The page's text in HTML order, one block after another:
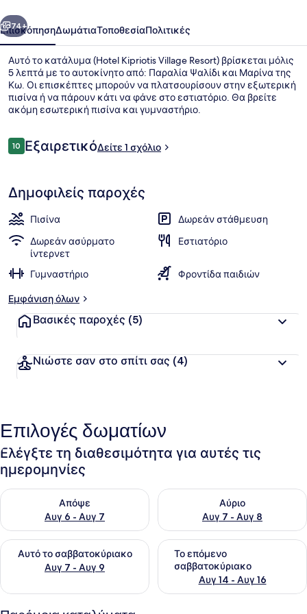
Επόμενο
74+
ΕπισκόπησηΔωμάτιαΤοποθεσίαΠολιτικές
Αυτό το κατάλυμα (Hotel Kipriotis Village Resort) βρίσκεται μόλις
5 λεπτά με το αυτοκίνητο από: Παραλία Ψαλίδι και Μαρίνα της
Κω. Οι επισκέπτες μπορούν να πλατσουρίσουν στην εξωτερική
πισίνα ή να πάρουν κάτι να φάνε στο εστιατόριο. Θα βρείτε
ακόμη εσωτερική πισίνα και γυμναστήριο.
Σχόλια
1010 στα 10
ΕξαιρετικόΔείτε 1 σχόλιο
Δημοφιλείς παροχές
Πισίνα
Δωρεάν στάθμευση
Δωρεάν ασύρματο
ίντερνετ
Εστιατόριο
Γυμναστήριο
Φροντίδα παιδιών
Εμφάνιση όλων
Βασικές παροχές (5)
Νιώστε σαν στο σπίτι σας (4)
Επιλογές δωματίων
Ελέγξτε τη διαθεσιμότητα για αυτές τις
ημερομηνίες
Απόψε
Αυγ 6 - Αυγ 7
Έλεγχος διαθεσιμότητας για απόψε Αυγ 6 - Αυγ 7
Αύριο
Αυγ 7 - Αυγ 8
Έλεγχος διαθεσιμότητας
Αυτό το σαββατοκύριακο
Αυγ 7 - Αυγ 9
Έλεγχος διαθεσιμότητας για αυτό το σαββατοκύριακο
Το επόμενο
σαββατοκύριακο
Αυγ 14 - Αυγ 16
Έλεγχος διαθεσιμότητας